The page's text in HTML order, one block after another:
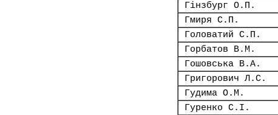
Гінзбург О.П.
Гмиря С.П.
Головатий С.П.
Горбатов В.М.
Гошовська В.А.
Григорович Л.С.
Гудима О.М.
Гуренко С.І.